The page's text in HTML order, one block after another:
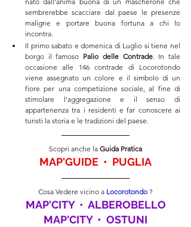
sembrerebbe scacciare dal paese le presenze
maligne e portare buona fortuna a chi lo
incontra.
Il primo sabato e domenica di Luglio si tiene nel
borgo il famoso Palio delle Contrade. In tale
occasione alle 146 contrade di Locorotondo
viene assegnato un colore e il simbolo di un
fiore per una competizione sociale, al fine di
stimolare l’aggregazione e il senso di
appartenenza tra i residenti e far conoscere ai
turisti la storia e le tradizioni del paese.
Scopri anche la Guida Pratica
MAP'GUIDE  •  PUGLIA
Cosa Vedere vicino a Locorotondo ?
MAP'CITY  •  ALBEROBELLO
MAP'CITY  •  OSTUNI